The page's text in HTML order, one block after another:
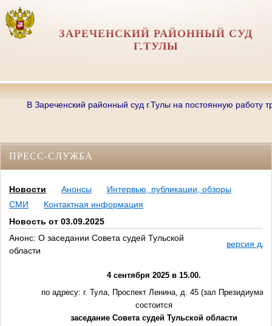
ЗАРЕЧЕНСКИЙ РАЙОННЫЙ СУД
Г.ТУЛЫ
В Зареченский районный суд г.Тулы на постоянную работу
ПРЕСС-СЛУЖБА
Новости Анонсы
Интервью, публикации, обзоры
СМИ
Контактная информация
Новость от 03.09.2025
Анонс: О заседании Совета судей Тульской
области
версия
4 сентября 2025 в 15.00.
по адресу: г. Тула, Проспект Ленина, д. 45 (зал Президиума)
состоится
заседание Совета судей Тульской области